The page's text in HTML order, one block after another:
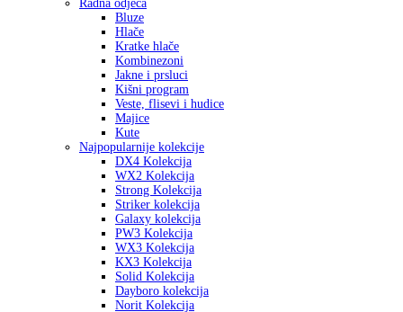
Radna odjeća
Bluze
Hlače
Kratke hlače
Kombinezoni
Jakne i prsluci
Kišni program
Veste, flisevi i hudice
Majice
Kute
Najpopularnije kolekcije
DX4 Kolekcija
WX2 Kolekcija
Strong Kolekcija
Striker kolekcija
Galaxy kolekcija
PW3 Kolekcija
WX3 Kolekcija
KX3 Kolekcija
Solid Kolekcija
Dayboro kolekcija
Norit Kolekcija